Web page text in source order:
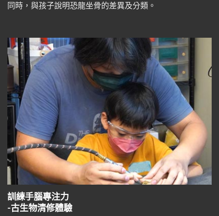
同時，與孩子說明恐龍坐骨的差異及分類。
訓練手腦專注力
-古生物清修體驗